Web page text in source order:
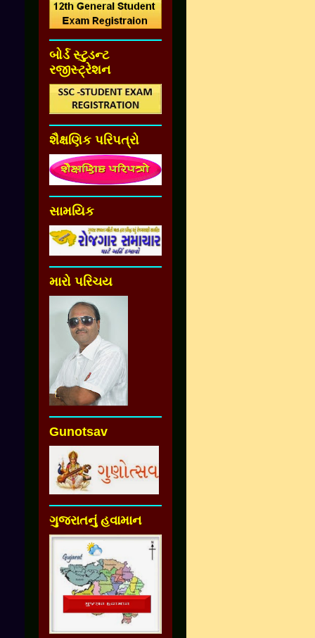
બોર્ડ સ્ટુડન્ટ
રજીસ્ટ્રેશન
શૈક્ષણિક પરિપત્રો
સામયિક
મારો પરિચય
Gunotsav
ગુજરાતનું હવામાન